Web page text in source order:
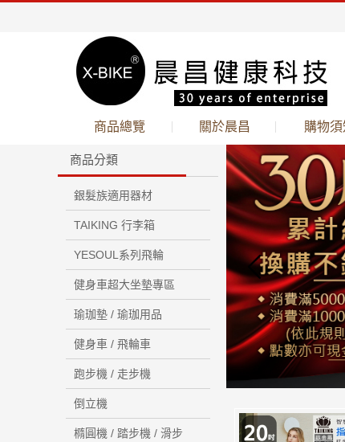
商品總覽 關於晨昌 購物須
商品分類
銀髮族適用器材
TAIKING 行李箱
YESOUL系列飛輪
健身車超大坐墊專區
瑜珈墊 / 瑜珈用品
健身車 / 飛輪車
跑步機 / 走步機
倒立機
橢圓機 / 踏步機 / 滑步